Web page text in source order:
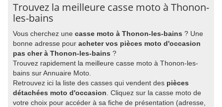
Trouvez la meilleure casse moto à Thonon-
les-bains
Vous cherchez une casse moto à Thonon-les-bains ? Une
bonne adresse pour acheter vos pièces moto d'occasion
pas cher à Thonon-les-bains ?
Trouvez rapidement la meilleure casse moto à Thonon-les-
bains sur Annuaire Moto.
Retrouvez ici la liste des casses qui vendent des pièces
détachées moto d'occasion . Cliquez sur la casse moto de
votre choix pour accéder à sa fiche de présentation (adresse,